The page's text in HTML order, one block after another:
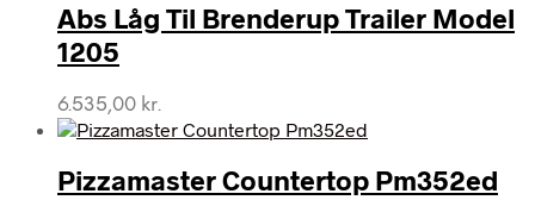
Abs Låg Til Brenderup Trailer Model
1205
6.535,00 kr.
Pizzamaster Countertop Pm352ed